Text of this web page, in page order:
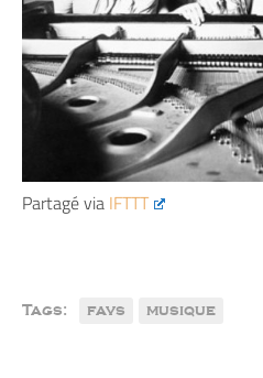
Partagé via IFTTT
Tags: favs musique